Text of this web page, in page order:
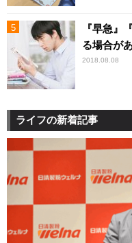
『早急』
る場合が
2018.08.08
ライフの新着記事